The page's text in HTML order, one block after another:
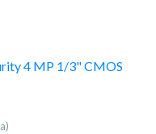
4 MP 1/3" CMOS